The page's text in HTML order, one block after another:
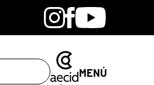
BandcampInstagram
Facebook
Youtube
MENÚ